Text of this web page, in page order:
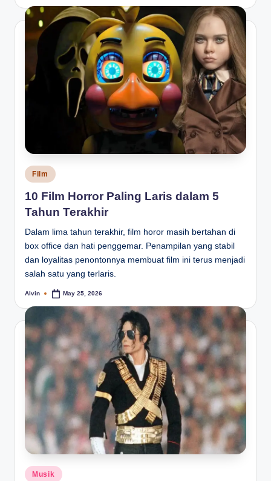
Posted
in
Film
10 Film Horror Paling Laris dalam 5
Tahun Terakhir
Dalam lima tahun terakhir, film horor masih bertahan di
box office dan hati penggemar. Penampilan yang stabil
dan loyalitas penontonnya membuat film ini terus menjadi
salah satu yang terlaris.
Posted
Alvin May 25, 2026
Posted
Musik